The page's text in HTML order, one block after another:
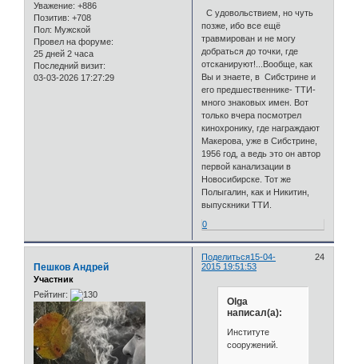
Уважение: +886
Позитив: +708
Пол: Мужской
Провел на форуме:
25 дней 2 часа
Последний визит:
03-03-2026 17:27:29
С удовольствием, но чуть
позже, ибо все ещё
травмирован и не могу
добраться до точки, где
отсканируют!...Вообще, как
Вы и знаете, в Сибстрине и
его предшественнике- ТТИ-
много знаковых имен. Вот
только вчера посмотрел
кинохронику, где награждают
Макерова, уже в Сибстрине,
1956 год, а ведь это он автор
первой канализации в
Новосибирске. Тот же
Полыгалин, как и Никитин,
выпускники ТТИ.
0
Поделиться 24
15-04-
2015 19:51:53
Пешков Андрей
Участник
Рейтинг:
Olga
написал(а):
Институте
сооружений.